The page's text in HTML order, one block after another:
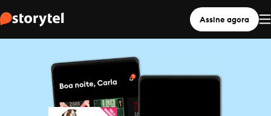
Assine agora